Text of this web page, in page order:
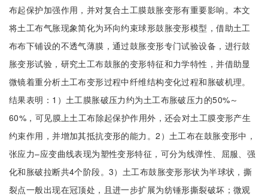
布起保护加强作用，并对复合土工膜鼓胀变形有重要影响。本文
将土工布气胀现象简化为环向约束球形鼓胀变形模型，借助土工
布布下铺设的不透气薄膜，通过鼓胀变形专门试验设备，进行鼓
胀变形试验，研究土工布鼓胀的变形特征和力学特性，并借助显
微镜着重分析土工布变形过程中纤维结构变化过程和胀破机理。
结果表明：1）土工膜胀破压力约为土工布胀破压力的50%～
60%，可见膜上土工布除起保护作用外，还会对土工膜变形产生
约束作用，并增加其抵抗变形的能力。2）土工布在鼓胀变形中，
张应力–应变曲线表现为塑性变形特征，可分为线弹性、屈服、强
化和胀破拉断共4个阶段。3）土工布鼓胀变形形状为半球状，撕
裂点一般出现在冠顶处，且进一步扩展为纺锤形撕裂破坏；微观